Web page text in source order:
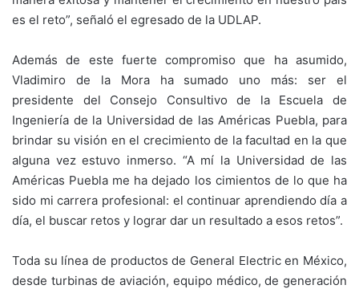
es el reto”, señaló el egresado de la UDLAP.
Además de este fuerte compromiso que ha asumido,
Vladimiro de la Mora ha sumado uno más: ser el
presidente del Consejo Consultivo de la Escuela de
Ingeniería de la Universidad de las Américas Puebla, para
brindar su visión en el crecimiento de la facultad en la que
alguna vez estuvo inmerso. “A mí la Universidad de las
Américas Puebla me ha dejado los cimientos de lo que ha
sido mi carrera profesional: el continuar aprendiendo día a
día, el buscar retos y lograr dar un resultado a esos retos”.
Toda su línea de productos de General Electric en México,
desde turbinas de aviación, equipo médico, de generación